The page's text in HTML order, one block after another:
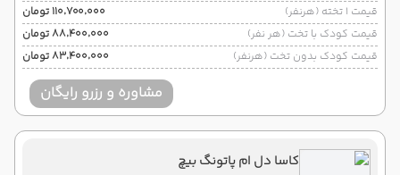
قیمت 1 تخته (هرنفر)
۱۱۰٬۷۰۰٬۰۰۰ تومان
قیمت کودک با تخت (هر نفر)
۸۸٬۴۰۰٬۰۰۰ تومان
قیمت کودک بدون تخت (هرنفر)
۸۳٬۴۰۰٬۰۰۰ تومان
مشاوره و رزرو رایگان
کاسا دل ام پاتونگ بیچ